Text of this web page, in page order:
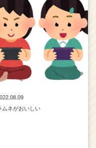
ムネがおいしい